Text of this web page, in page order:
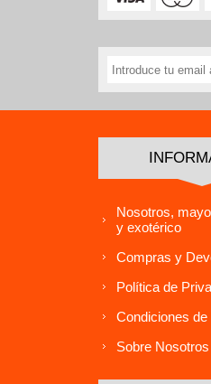
Nosotros,
y exotérico
Compras y
Política de
Condiciones de
Sobre Nosotros